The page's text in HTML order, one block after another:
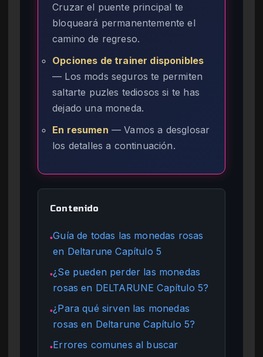
Cruzar el puente principal te
bloqueará permanentemente el
camino de regreso.
Opciones de trainer disponibles
— Los mods seguros te permiten
saltarte puzles tediosos si te has
dejado una moneda.
En resumen — Vamos a desglosar
los detalles a continuación.
Contenido
●Guía de todas las monedas rosas
en Deltarune Capítulo 5
●¿Se pueden perder las monedas
rosas en DELTARUNE Capítulo 5?
●¿Para qué sirven las monedas
rosas en Deltarune Capítulo 5?
●Errores comunes al buscar